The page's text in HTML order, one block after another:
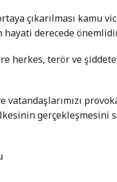
çıkarılması kamu
hayati derecede
herkes, terör ve
vatandaşlarımızı
gerçekleşmesini